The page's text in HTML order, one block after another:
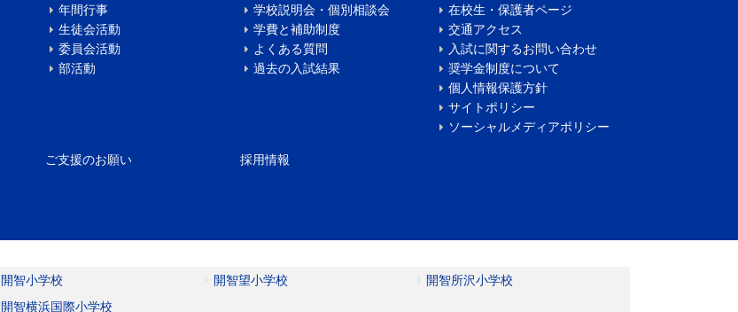
年間行事
生徒会活動
委員会活動
部活動
学校説明会・個別相談会
学費と補助制度
よくある質問
過去の入試結果
在校生・保護者ページ
交通アクセス
入試に関するお問い合わせ
奨学金制度について
個人情報保護方針
サイトポリシー
ソーシャルメディアポリシー
ご支援のお願い 採用情報
開智小学校 開智望小学校
開智所沢小学校
開智横浜国際小学校